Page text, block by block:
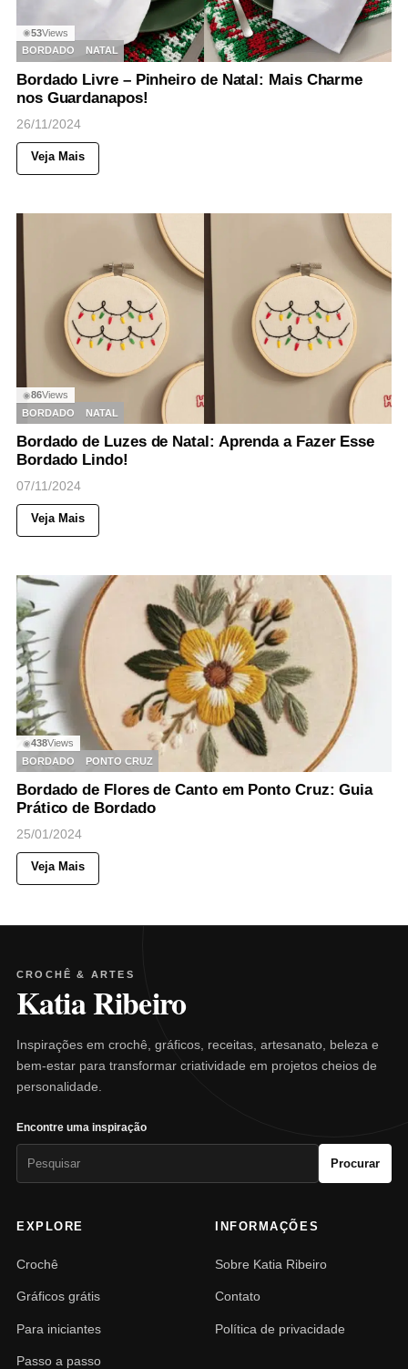
◉53Views
BORDADO
NATAL
Bordado Livre – Pinheiro de Natal: Mais Charme
nos Guardanapos!
26/11/2024
Veja Mais
◉86Views
BORDADO
NATAL
Bordado de Luzes de Natal: Aprenda a Fazer Esse
Bordado Lindo!
07/11/2024
Veja Mais
◉438Views
BORDADO
PONTO CRUZ
Bordado de Flores de Canto em Ponto Cruz: Guia
Prático de Bordado
25/01/2024
Veja Mais
CROCHÊ & ARTES
Katia Ribeiro
Inspirações em crochê, gráficos, receitas, artesanato, beleza e
bem-estar para transformar criatividade em projetos cheios de
personalidade.
Encontre uma inspiração
Procurar
EXPLORE
Crochê
Gráficos grátis
Para iniciantes
Passo a passo
INFORMAÇÕES
Sobre Katia Ribeiro
Contato
Política de privacidade